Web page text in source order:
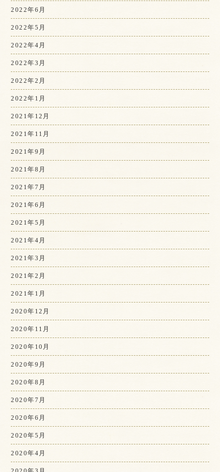
2022年6月
2022年5月
2022年4月
2022年3月
2022年2月
2022年1月
2021年12月
2021年11月
2021年9月
2021年8月
2021年7月
2021年6月
2021年5月
2021年4月
2021年3月
2021年2月
2021年1月
2020年12月
2020年11月
2020年10月
2020年9月
2020年8月
2020年7月
2020年6月
2020年5月
2020年4月